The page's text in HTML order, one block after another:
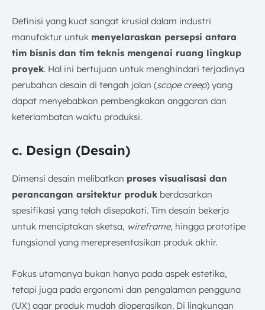
Definisi yang kuat sangat krusial dalam industri
manufaktur untuk menyelaraskan persepsi antara
tim bisnis dan tim teknis mengenai ruang lingkup
proyek. Hal ini bertujuan untuk menghindari terjadinya
perubahan desain di tengah jalan (scope creep) yang
dapat menyebabkan pembengkakan anggaran dan
keterlambatan waktu produksi.
c. Design (Desain)
Dimensi desain melibatkan proses visualisasi dan
perancangan arsitektur produk berdasarkan
spesifikasi yang telah disepakati. Tim desain bekerja
untuk menciptakan sketsa, wireframe, hingga prototipe
fungsional yang merepresentasikan produk akhir.
Fokus utamanya bukan hanya pada aspek estetika,
tetapi juga pada ergonomi dan pengalaman pengguna
(UX) agar produk mudah dioperasikan. Di lingkungan